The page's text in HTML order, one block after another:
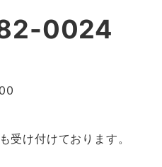
0024
受け付けております。